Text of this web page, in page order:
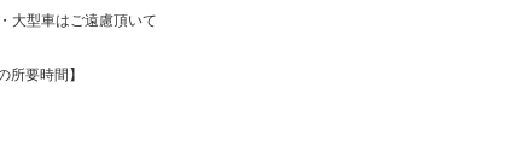
大型車はご遠慮頂いて
所要時間】